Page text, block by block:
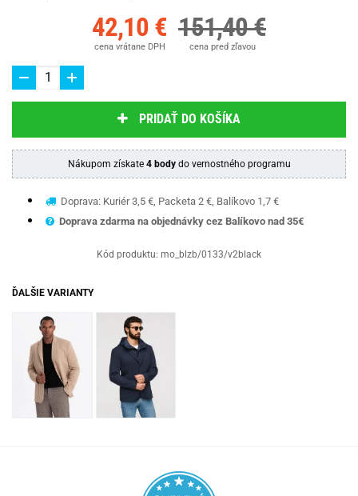
42,10 €
cena vrátane DPH
151,40 €
cena pred zľavou
PRIDAŤ DO KOŠÍKA
Nákupom získate 4 bodydo vernostného programu
Doprava: Kuriér 3,5 €, Packeta 2 €, Balíkovo 1,7 €
Doprava zdarma na objednávky cez Balíkovo nad 35€
Kód produktu: mo_blzb/0133/v2black
ĎALŠIE VARIANTY